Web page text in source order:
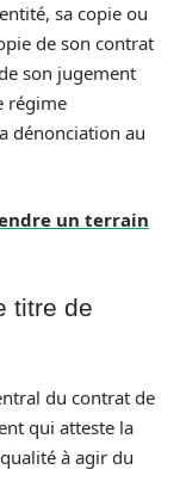
sa copie ou
de son contrat
son jugement
régime
dénonciation au
un terrain
titre de
du contrat de
qui atteste la
à agir du